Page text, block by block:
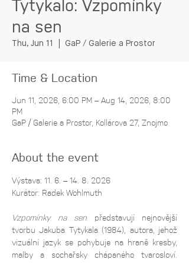
Tytykalo: Vzpomínky
na sen
Thu, Jun 11 GaP / Galerie a Prostor
Time & Location
Jun 11, 2026, 6:00 PM – Aug 14, 2026, 8:00
PM
GaP / Galerie a Prostor, Kollárova 27, Znojmo
About the event
Výstava: 11. 6. – 14. 8. 2026
Kurátor: Radek Wohlmuth
Vzpomínky na sen představují nejnovější
tvorbu Jakuba Tytykala (1984), autora, jehož
vizuální jazyk se pohybuje na hraně kresby,
malby a sochařsky chápaného tvarosloví.